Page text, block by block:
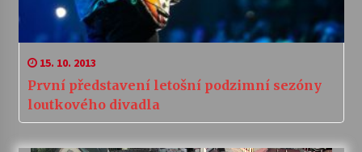
15. 10. 2013
První představení letošní podzimní sezóny
loutkového divadla